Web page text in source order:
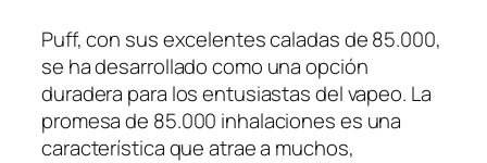
Puff, con sus excelentes caladas de 85.000,
se ha desarrollado como una opción
duradera para los entusiastas del vapeo. La
promesa de 85.000 inhalaciones es una
característica que atrae a muchos,